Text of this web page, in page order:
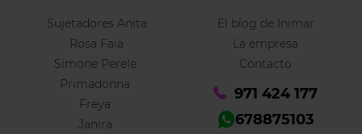
Sujetadores Anita
Rosa Faia
Simone Perele
Primadonna
Freya
Janira
El blog de Inimar
La empresa
Contacto
971 424 177
678875103